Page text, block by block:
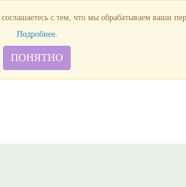
Узнать свою задолженность
с тем, что мы обрабатываем ваши
Подробнее.
ПОНЯТНО